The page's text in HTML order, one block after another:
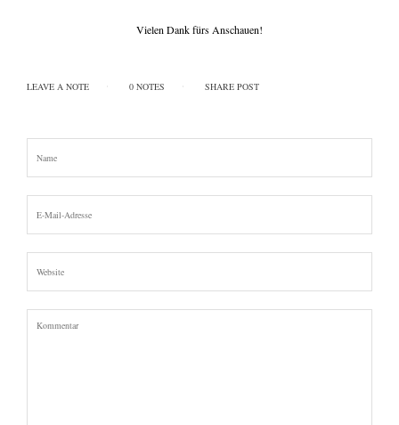
Vielen Dank fürs Anschauen!
LEAVE A NOTE 0 NOTES SHARE POST